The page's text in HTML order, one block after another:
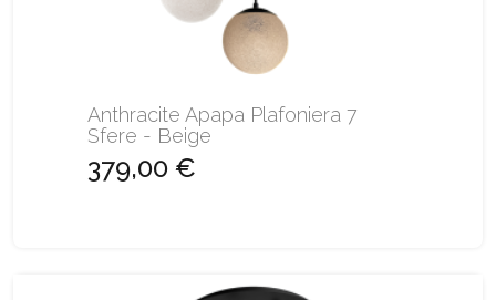
Anthracite Apapa Plafoniera 7
Sfere - Beige
379,00 €